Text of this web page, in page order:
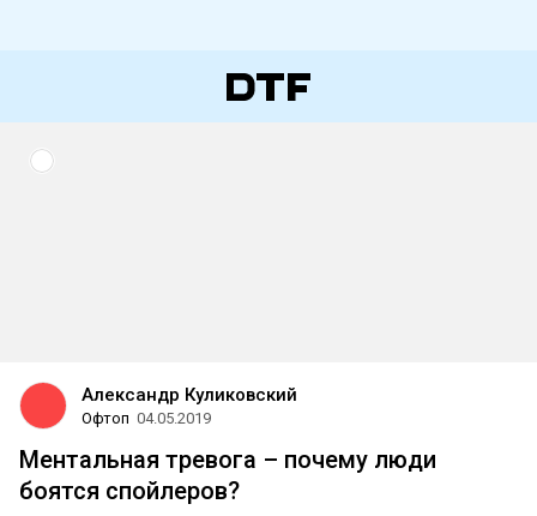
Александр Куликовский
Офтоп 04.05.2019
Ментальная тревога – почему люди
боятся спойлеров?